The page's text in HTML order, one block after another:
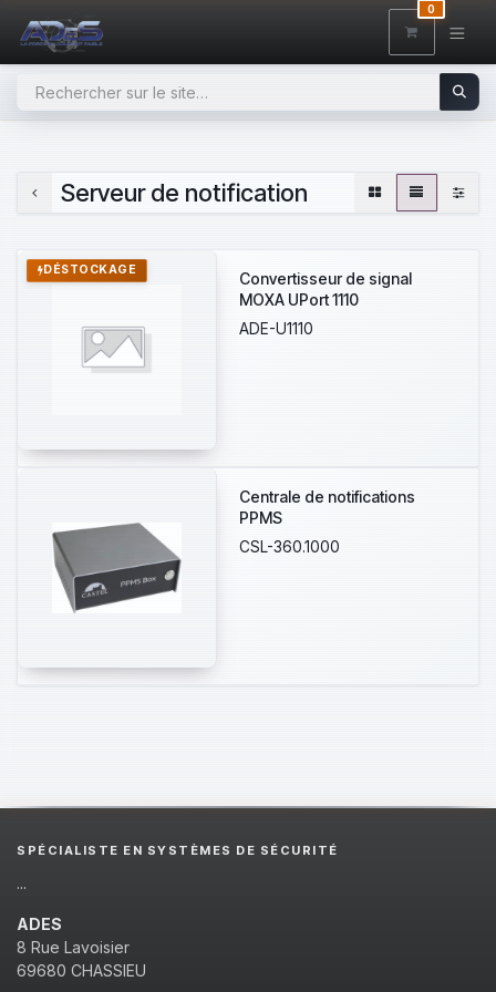
0
Serveur de notification
DÉSTOCKAGE
Convertisseur de signal
MOXA UPort 1110
ADE-U1110
Centrale de notifications
PPMS
CSL-360.1000
SPÉCIALISTE EN SYSTÈMES DE SÉCURITÉ
...
ADES
8 Rue Lavoisier
69680 CHASSIEU